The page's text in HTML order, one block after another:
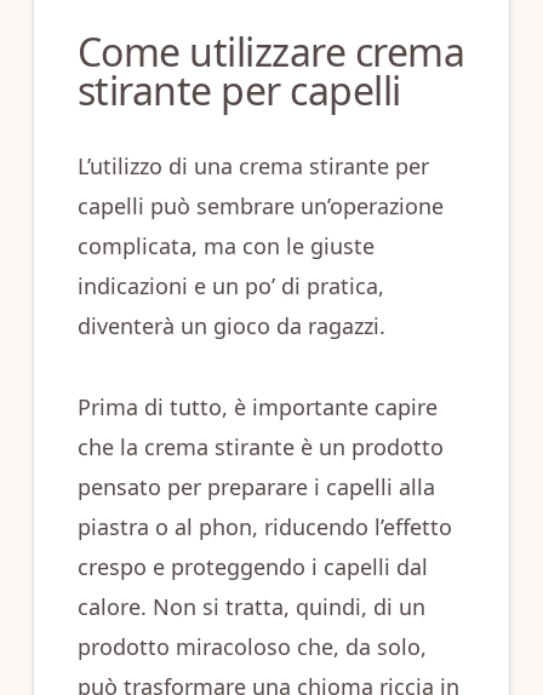
Come utilizzare crema
stirante per capelli
L’utilizzo di una crema stirante per
capelli può sembrare un’operazione
complicata, ma con le giuste
indicazioni e un po’ di pratica,
diventerà un gioco da ragazzi.
Prima di tutto, è importante capire
che la crema stirante è un prodotto
pensato per preparare i capelli alla
piastra o al phon, riducendo l’effetto
crespo e proteggendo i capelli dal
calore. Non si tratta, quindi, di un
prodotto miracoloso che, da solo,
può trasformare una chioma riccia in